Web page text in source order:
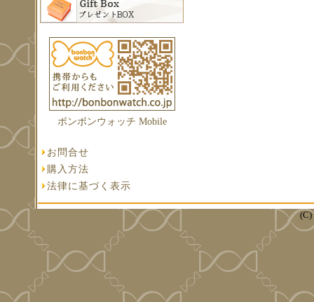
ボンボンウォッチ Mobile
お問合せ
購入方法
法律に基づく表示